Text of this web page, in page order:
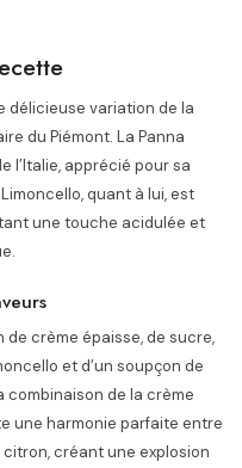
délicieuse variation de la
du Piémont. La Panna
l’Italie, apprécié pour sa
quant à lui, est
une touche acidulée et
crème épaisse, de sucre,
et d’un soupçon de
combinaison de la crème
une harmonie parfaite entre
créant une explosion